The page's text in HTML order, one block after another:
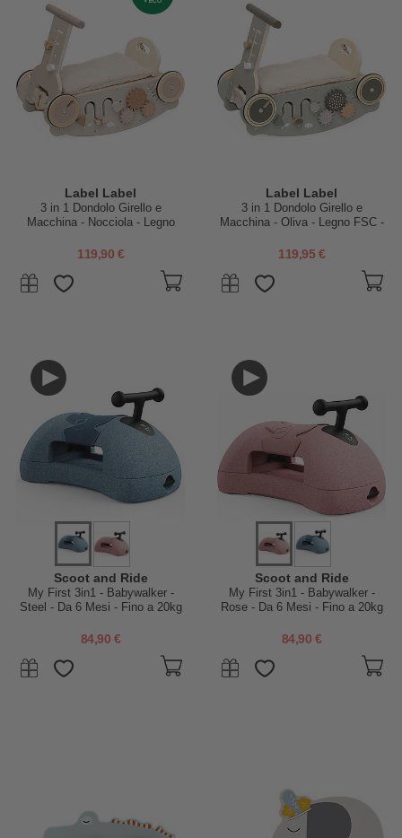
Label Label
3 in 1 Dondolo Girello e
Macchina - Nocciola - Legno
119,90 €
Label Label
3 in 1 Dondolo Girello e
Macchina - Oliva - Legno FSC -
119,95 €
Scoot and Ride
My First 3in1 - Babywalker -
Steel - Da 6 Mesi - Fino a 20kg
84,90 €
Scoot and Ride
My First 3in1 - Babywalker -
Rose - Da 6 Mesi - Fino a 20kg
84,90 €